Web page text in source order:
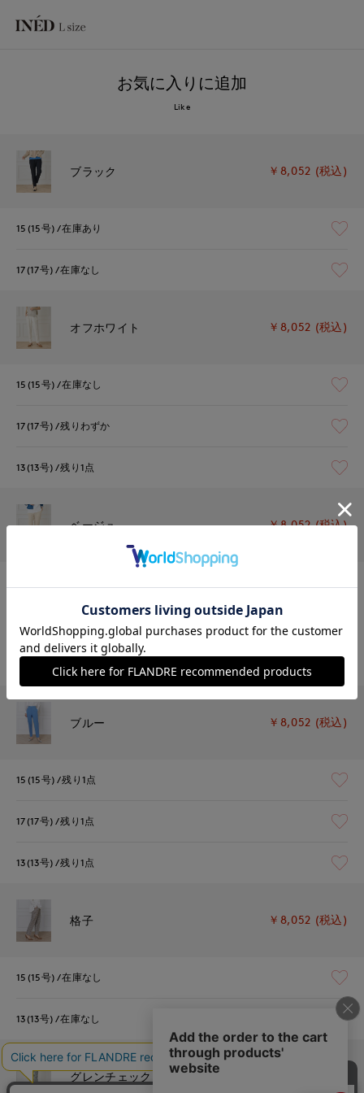
お気に入りに追加
Like
ブラック ￥8,052 (税込)
15(15号) 在庫あり
17(17号) 在庫なし
オフホワイト ￥8,052 (税込)
15(15号) 在庫なし
17(17号) 残りわずか
13(13号) 残り1点
ベージュ ￥8,052 (税込)
17(17号) 残り1点
残りわずか
ブルー ￥8,052 (税込)
15(15号) 残り1点
17(17号) 残り1点
13(13号) 残り1点
格子 ￥8,052 (税込)
15(15号) 在庫なし
13(13号) 在庫なし
グレンチェック